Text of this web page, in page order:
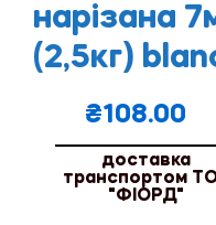
нарізана
(2,5кг)
₴108.00
доставка
транспортом
"ФІОРД"